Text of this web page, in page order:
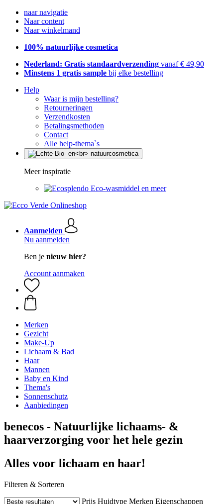
naar navigatie
Naar content
Naar winkelmand
100% natuurlijke cosmetica
Nederland: Gratis standaardverzending vanaf € 49,90
Minstens 1 gratis sample bij elke bestelling
Help
Waar is mijn bestelling?
Retourneringen
Verzendkosten
Betalingsmethoden
Contact
Alle help-thema`s
Meer inspiratie
Eco-wasmiddel en meer
Aanmelden
Nu aanmelden
Ben je nieuw hier?
Account aanmaken
Merken
Gezicht
Make-Up
Lichaam & Bad
Haar
Mannen
Baby en Kind
Thema's
Sonnenschutz
Aanbiedingen
benecos - Natuurlijke lichaams- &
haarverzorging voor het hele gezin
Alles voor lichaam en haar!
Filteren & Sorteren
Prijs Huidtype Merken Eigenschappen